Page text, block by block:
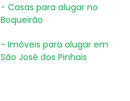
- Casas para alugar no
Boqueirão
- Imóveis para alugar em
São José dos Pinhais